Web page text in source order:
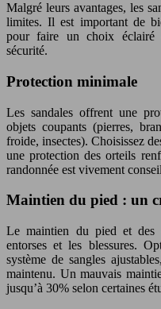
Malgré leurs avantages, les
limites. Il est important de
pour faire un choix éclairé
sécurité.
Protection minimale
Les sandales offrent une
objets coupants (pierres,
froide, insectes). Choisissez
une protection des orteils
randonnée est vivement
Maintien du pied : un
Le maintien du pied et des
entorses et les blessures.
système de sangles
maintenu. Un mauvais
jusqu’à 30% selon certaines